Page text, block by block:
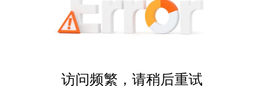
访问频繁，请稍后重试